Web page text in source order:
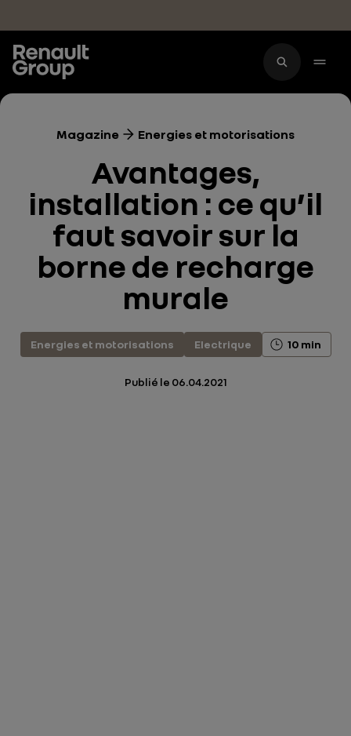
Magazine Energies et motorisations
Avantages,
installation : ce qu’il
faut savoir sur la
borne de recharge
murale
Energies et motorisations Electrique 10 min
Publié le 06.04.2021